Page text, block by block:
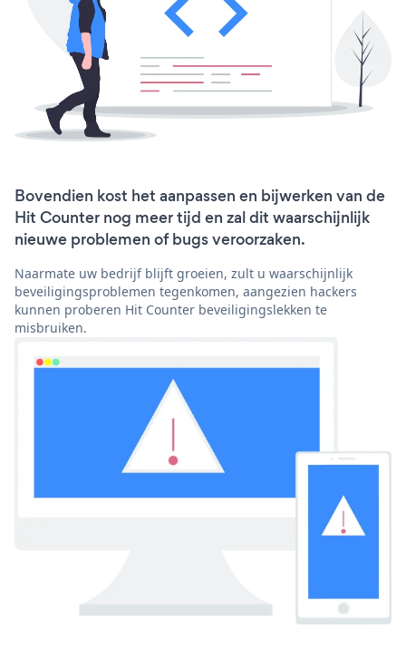
Bovendien kost het aanpassen en bijwerken van de
Hit Counter nog meer tijd en zal dit waarschijnlijk
nieuwe problemen of bugs veroorzaken.
Naarmate uw bedrijf blijft groeien, zult u waarschijnlijk
beveiligingsproblemen tegenkomen, aangezien hackers
kunnen proberen Hit Counter beveiligingslekken te
misbruiken.